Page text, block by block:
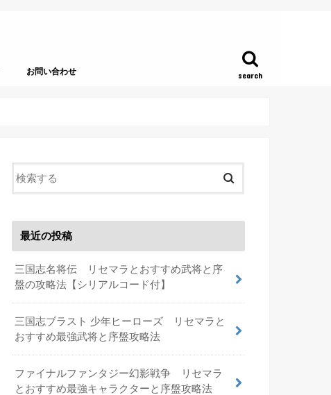
search
お問い合わせ
最近の投稿
三国志名将伝 リセマラとおすすめ武将と序
盤の攻略法【シリアルコード付】
三国志ブラスト 少年ヒーローズ リセマラと
おすすめ最強武将と序盤攻略法
ファイナルファンタジー幻影戦争 リセマラ
とおすすめ最強キャラクターと序盤攻略法